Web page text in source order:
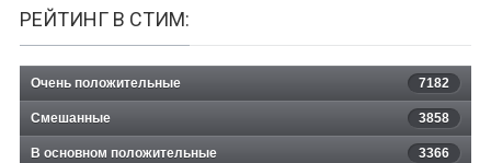
РЕЙТИНГ В СТИМ:
Очень положительные 7182
Смешанные 3858
В основном положительные 3366